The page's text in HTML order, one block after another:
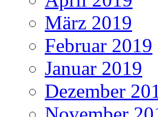
März 2019
Februar 2019
Januar 2019
Dezember